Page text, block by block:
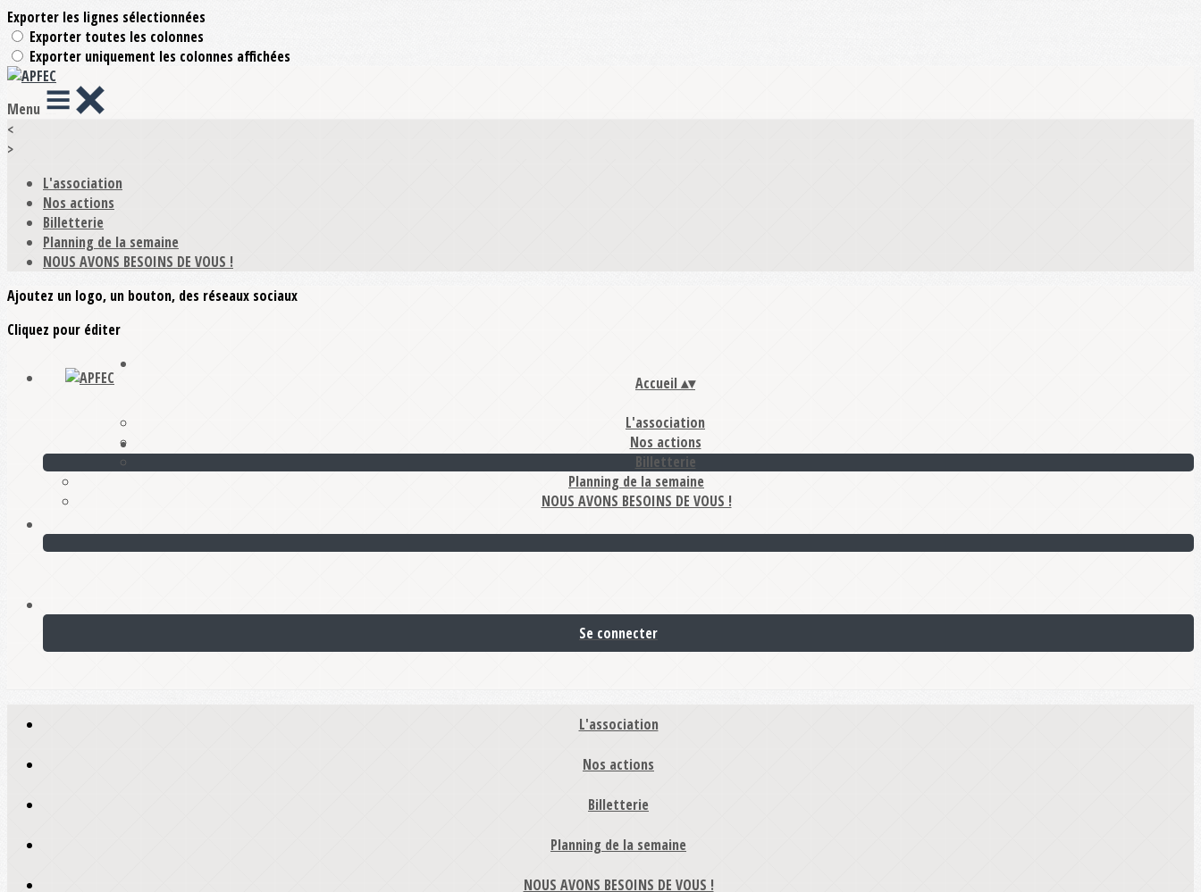
Exporter les lignes sélectionnées
Exporter toutes les colonnes
Exporter uniquement les colonnes affichées
Menu
<
>
L'association
Nos actions
Billetterie
Planning de la semaine
NOUS AVONS BESOINS DE VOUS !
Ajoutez un logo, un bouton, des réseaux sociaux
Cliquez pour éditer
Accueil ▴▾
L'association
Nos actions
Billetterie
Planning de la semaine
NOUS AVONS BESOINS DE VOUS !
Se connecter
L'association
Nos actions
Billetterie
Planning de la semaine
NOUS AVONS BESOINS DE VOUS !